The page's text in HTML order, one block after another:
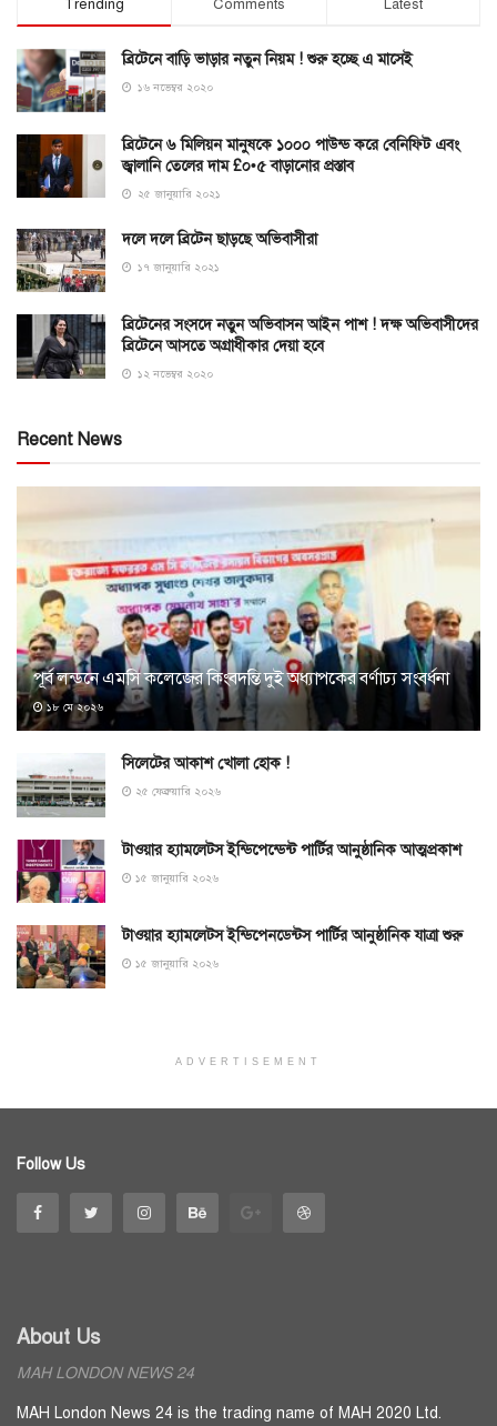
Trending Comments Latest
ব্রিটেনে বাড়ি ভাড়ার নতুন নিয়ম ! শুরু হচ্ছে এ মাসেই
১৬ নভেম্বর ২০২০
ব্রিটেনে ৬ মিলিয়ন মানুষকে ১০০০ পাউন্ড করে বেনিফিট এবং
জ্বালানি তেলের দাম £০•৫ বাড়ানোর প্রস্তাব
২৫ জানুয়ারি ২০২১
দলে দলে ব্রিটেন ছাড়ছে অভিবাসীরা
১৭ জানুয়ারি ২০২১
ব্রিটেনের সংসদে নতুন অভিবাসন আইন পাশ ! দক্ষ অভিবাসীদের
ব্রিটেনে আসতে অগ্রাধীকার দেয়া হবে
১২ নভেম্বর ২০২০
Recent News
পূর্ব লন্ডনে এমসি কলেজের কিংবদন্তি দুই অধ্যাপকের বর্ণাঢ্য সংবর্ধনা
১৮ মে ২০২৬
সিলেটের আকাশ খোলা হোক !
২৫ ফেব্রুয়ারি ২০২৬
টাওয়ার হ্যামলেটস ইন্ডিপেন্ডেন্ট পার্টির আনুষ্ঠানিক আত্মপ্রকাশ
১৫ জানুয়ারি ২০২৬
টাওয়ার হ্যামলেটস ইন্ডিপেনডেন্টস পার্টির আনুষ্ঠানিক যাত্রা শুরু
১৫ জানুয়ারি ২০২৬
ADVERTISEMENT
Follow Us
About Us
MAH LONDON NEWS 24
MAH London News 24 is the trading name of MAH 2020 Ltd.